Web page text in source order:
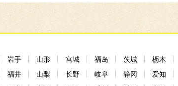
岩手 山形 宫城 福岛 茨城
枥木
福井 山梨 长野 岐阜 静冈
爱知